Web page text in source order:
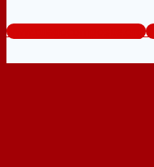
www.cuagocomposite.org